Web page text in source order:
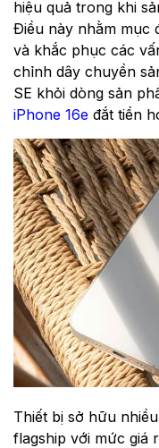
hiệu quả trong khi
Điều này nhằm mục
và khắc phục các
chỉnh dây chuyền
SE khỏi dòng sản
iPhone 16e đắt tiền
Thiết bị sở hữu
flagship với mức giá